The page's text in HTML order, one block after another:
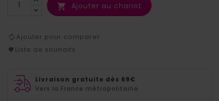
 Ajouter au chariot
Ajouter pour comparer
Liste de souhaits
Livraison gratuite dès 69€
Vers la France métropolitaine